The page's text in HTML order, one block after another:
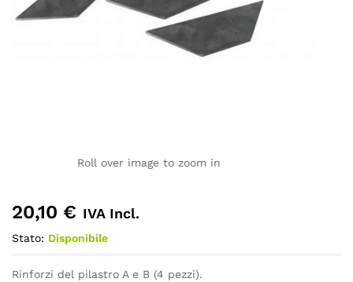
Roll over image to zoom in
20,10 € IVA Incl.
Stato: Disponibile
Rinforzi del pilastro A e B (4 pezzi).